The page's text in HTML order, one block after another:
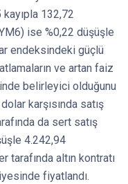
132,72
ise %0,22 düşüşle
endeksindeki güçlü
ve artan faiz
belirleyici olduğunu
karşısında satış
da sert satış
4.242,94
altın kontratı
fiyatlandı.